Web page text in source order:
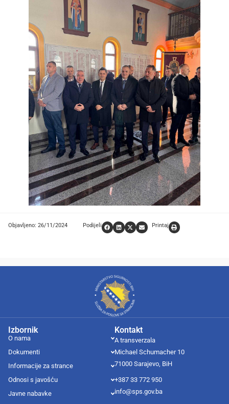
Objavljeno: 26/11/2024 Podijeli Printaj
Kontakt
A transverzala
Michael Schumacher 10
71000 Sarajevo, BiH
+387 33 772 950
info@sps.gov.ba
Izbornik
O nama
Dokumenti
Informacije za strance
Odnosi s javošću
Javne nabavke